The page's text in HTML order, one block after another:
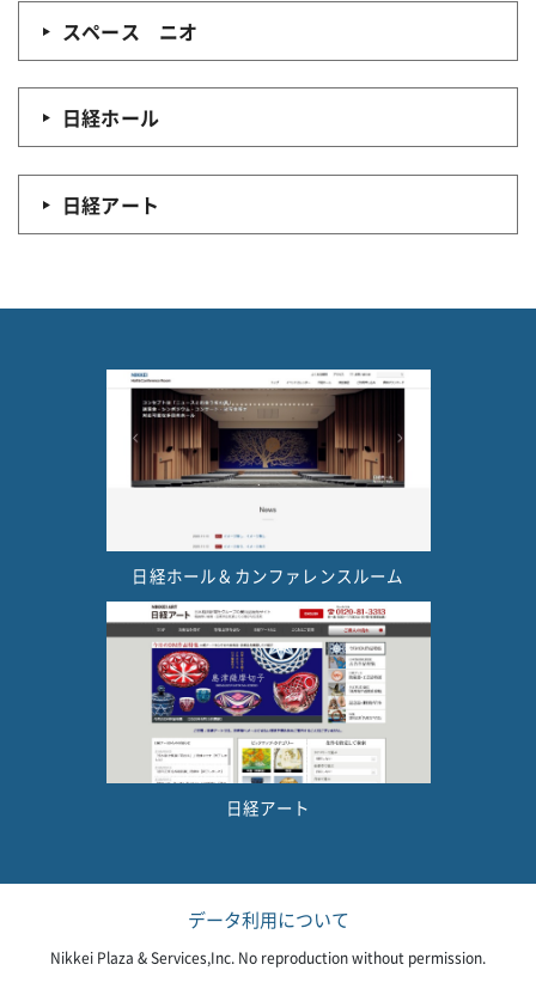
スペース ニオ
日経ホール
日経アート
日経ホール＆カンファレンスルーム
日経アート
Nikkei Plaza & Services,Inc. No reproduction without permission.
データ利用について